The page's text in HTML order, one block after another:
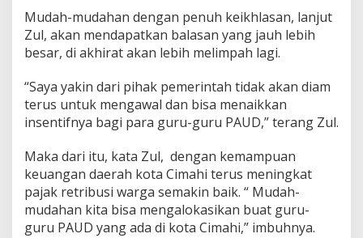
i
H
a
p
a
n
a
Mudah-mudahan dengan penuh keikhlasan, lanjut
Zul, akan mendapatkan balasan yang jauh lebih
besar, di akhirat akan lebih melimpah lagi.
“Saya yakin dari pihak pemerintah tidak akan diam
terus untuk mengawal dan bisa menaikkan
insentifnya bagi para guru-guru PAUD,” terang Zul.
Maka dari itu, kata Zul, dengan kemampuan
keuangan daerah kota Cimahi terus meningkat
pajak retribusi warga semakin baik. “ Mudah-
mudahan kita bisa mengalokasikan buat guru-
guru PAUD yang ada di kota Cimahi,” imbuhnya.